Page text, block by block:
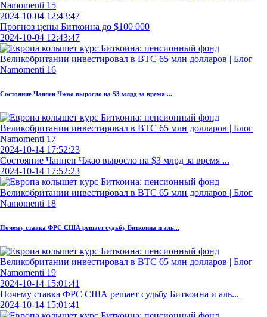
2024-10-04 12:43:47
Прогноз цены Биткоина до $100 000
2024-10-04 12:43:47
Состояние Чанпен Чжао выросло на $3 млрд за время ...
2024-10-14 17:52:23
Состояние Чанпен Чжао выросло на $3 млрд за время ...
2024-10-14 17:52:23
Почему ставка ФРС США решает судьбу Биткоина и аль...
2024-10-14 15:01:41
Почему ставка ФРС США решает судьбу Биткоина и аль...
2024-10-14 15:01:41